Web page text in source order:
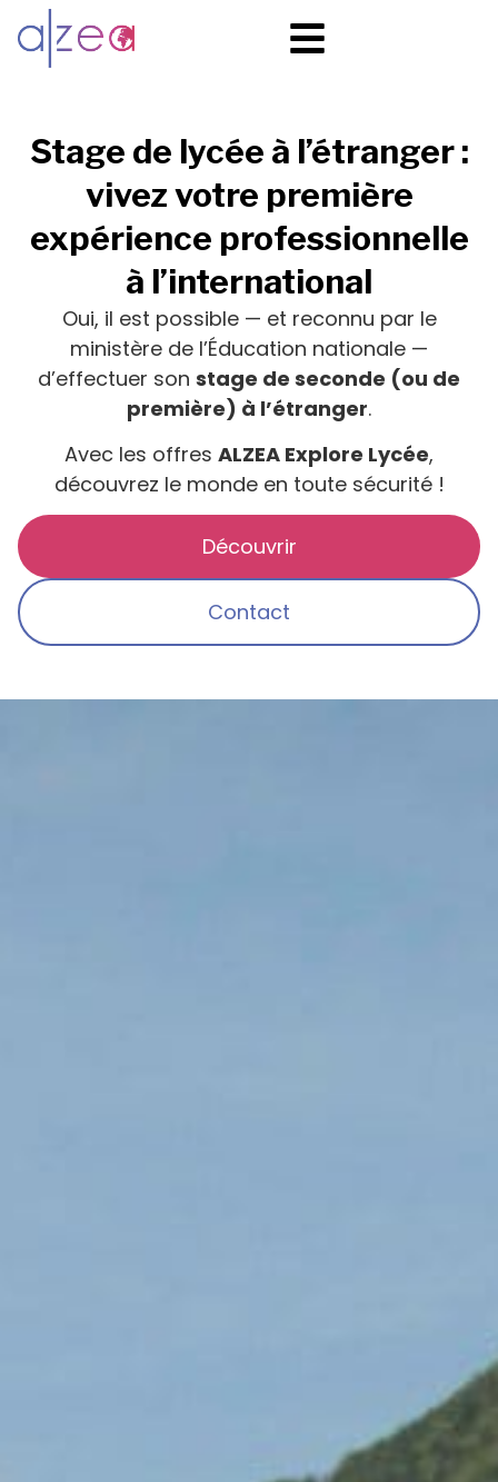
Stage de lycée à l’étranger :
vivez votre première
expérience professionnelle
à l’international
Oui, il est possible — et reconnu par le
ministère de l’Éducation nationale —
d’effectuer son stage de seconde (ou de
première) à l’étranger.
Avec les offres ALZEA Explore Lycée,
découvrez le monde en toute sécurité !
Découvrir
Contact